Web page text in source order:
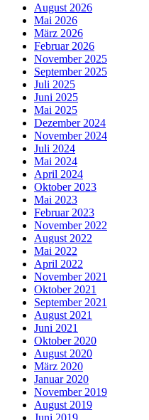
August 2026
Mai 2026
März 2026
Februar 2026
November 2025
September 2025
Juli 2025
Juni 2025
Mai 2025
Dezember 2024
November 2024
Juli 2024
Mai 2024
April 2024
Oktober 2023
Mai 2023
Februar 2023
November 2022
August 2022
Mai 2022
April 2022
November 2021
Oktober 2021
September 2021
August 2021
Juni 2021
Oktober 2020
August 2020
März 2020
Januar 2020
November 2019
August 2019
Juni 2019